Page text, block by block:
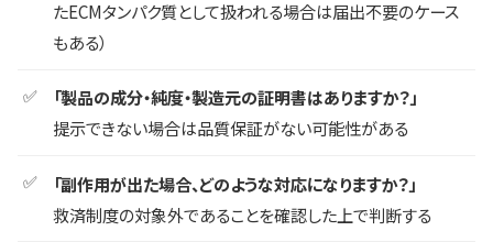
たECMタンパク質として扱われる場合は届出不要のケース
もある）
「製品の成分・純度・製造元の証明書はありますか？」
提示できない場合は品質保証がない可能性がある
「副作用が出た場合、どのような対応になりますか？」
救済制度の対象外であることを確認した上で判断する